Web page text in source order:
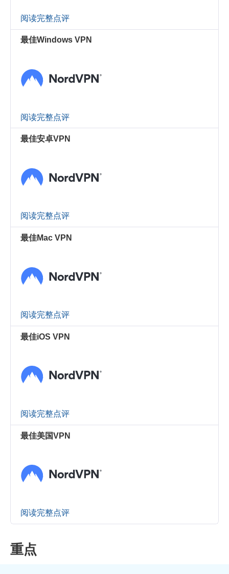
阅读完整点评
最佳Windows VPN
阅读完整点评
最佳安卓VPN
阅读完整点评
最佳Mac VPN
阅读完整点评
最佳iOS VPN
阅读完整点评
最佳美国VPN
阅读完整点评
重点